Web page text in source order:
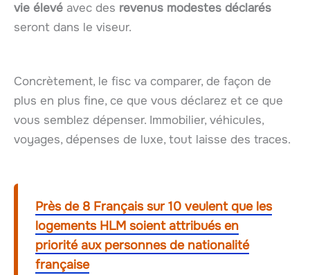
vie élevé avec des revenus modestes déclarés
seront dans le viseur.
Concrètement, le fisc va comparer, de façon de
plus en plus fine, ce que vous déclarez et ce que
vous semblez dépenser. Immobilier, véhicules,
voyages, dépenses de luxe, tout laisse des traces.
Près de 8 Français sur 10 veulent que les
logements HLM soient attribués en
priorité aux personnes de nationalité
française